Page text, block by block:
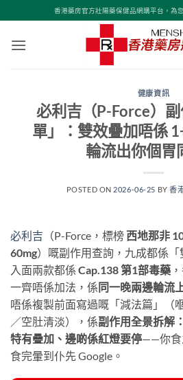
to
content
香港藥房官方壯陽藥保健品網購平台，為
健康資訊
必利吉（P-Force）
單」：雙效疊加唔係
輪流出你個胃
POSTED ON 2026-06-25 BY香
必利吉 （P-Force，標榜 西地那非
60mg）嘅副作用查詢，九成都係
入面兩款都係 Cap.138 第1部毒藥
一齊唔係加法，係同一晚兩邊輪流
唔係複製前面寫過嘅「減法篇」（
／空肚清淡），係副作用全景拆解
特有疊加、邊啲係紅燈要停——你食
食完暈到仆先 Google。